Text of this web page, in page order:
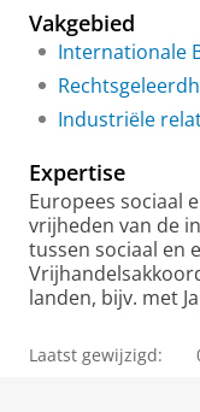
r
c
h
P
o
t
a
l
Vakgebied
Internationale
Industriële
Expertise
Europees sociaal
vrijheden van de
tussen sociaal en
landen, bijv. met
Laatst gewijzigd: